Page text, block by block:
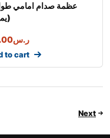
عظمة صدام امامي
ر.س
to cart
Next